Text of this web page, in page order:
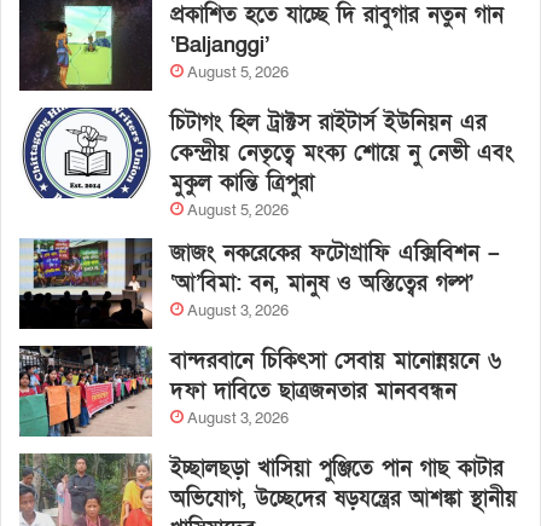
প্রকাশিত হতে যাচ্ছে দি রাবুগার নতুন গান
‘Baljanggi’
August 5, 2026
চিটাগং হিল ট্রাক্টস রাইটার্স ইউনিয়ন এর
কেন্দ্রীয় নেতৃত্বে মংক্য শোয়ে নু নেভী এবং
মুকুল কান্তি ত্রিপুরা
August 5, 2026
জাজং নকরেকের ফটোগ্রাফি এক্সিবিশন –
‘আ’বিমা: বন, মানুষ ও অস্তিত্বের গল্প’
August 3, 2026
বান্দরবানে চিকিৎসা সেবায় মানোন্নয়নে ৬
দফা দাবিতে ছাত্রজনতার মানববন্ধন
August 3, 2026
ইচ্ছালছড়া খাসিয়া পুঞ্জিতে পান গাছ কাটার
অভিযোগ, উচ্ছেদের ষড়যন্ত্রের আশঙ্কা স্থানীয়